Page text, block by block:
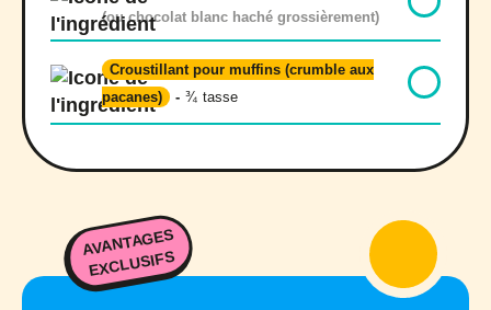
(ou chocolat blanc haché grossièrement)
Croustillant pour muffins (crumble aux
pacanes)
- ¾ tasse
AVANTAGES
EXCLUSIFS